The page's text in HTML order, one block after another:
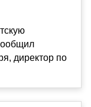
директор по